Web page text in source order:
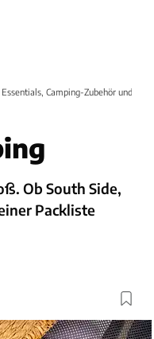
Camping-Zubehör und mehr
Ob South Side,
Packliste